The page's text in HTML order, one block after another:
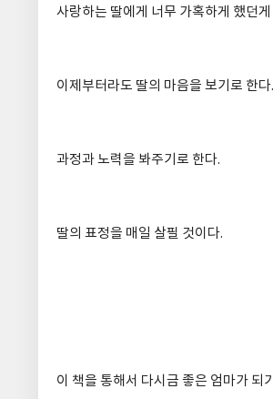
사랑하는 딸에게 너무 가혹하게 했던
이제부터라도 딸의 마음을 보기로 한다.
과정과 노력을 봐주기로 한다.
딸의 표정을 매일 살필 것이다.
이 책을 통해서 다시금 좋은 엄마가 되